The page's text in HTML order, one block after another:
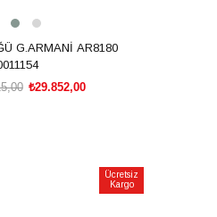
G.ARMANİ AR8180
₺29.852,00
Ücretsiz
Kargo